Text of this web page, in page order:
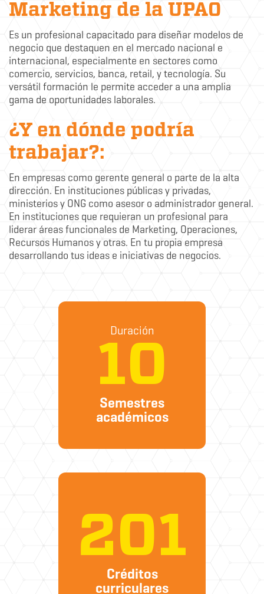
Marketing de la UPAO
Es un profesional capacitado para diseñar modelos de
negocio que destaquen en el mercado nacional e
internacional, especialmente en sectores como
comercio, servicios, banca, retail, y tecnología. Su
versátil formación le permite acceder a una amplia
gama de oportunidades laborales.
¿Y en dónde podría
trabajar?:
En empresas como gerente general o parte de la alta
dirección. En instituciones públicas y privadas,
ministerios y ONG como asesor o administrador general.
En instituciones que requieran un profesional para
liderar áreas funcionales de Marketing, Operaciones,
Recursos Humanos y otras. En tu propia empresa
desarrollando tus ideas e iniciativas de negocios.
Duración
10
Semestres
académicos
201
Créditos
curriculares